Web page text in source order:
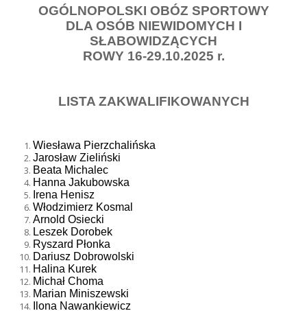
OGÓLNOPOLSKI OBÓZ SPORTOWY
DLA OSÓB NIEWIDOMYCH I
SŁABOWIDZĄCYCH
ROWY 16-29.10.2025 r.
LISTA ZAKWALIFIKOWANYCH
Wiesława Pierzchalińska
Jarosław Zieliński
Beata Michalec
Hanna Jakubowska
Irena Henisz
Włodzimierz Kosmal
Arnold Osiecki
Leszek Dorobek
Ryszard Płonka
Dariusz Dobrowolski
Halina Kurek
Michał Choma
Marian Miniszewski
Ilona Nawankiewicz